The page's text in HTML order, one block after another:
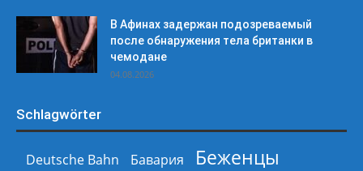
В Афинах задержан подозреваемый
после обнаружения тела британки в
чемодане
04.08.2026
Schlagwörter
Deutsche Bahn Бавария
Беженцы